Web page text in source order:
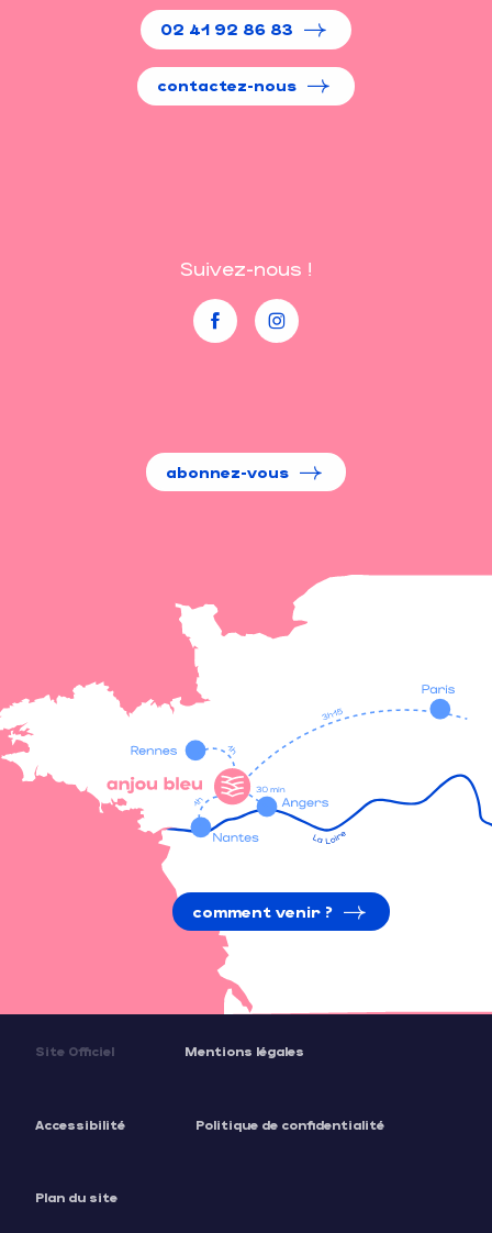
02 41 92 86 83
contactez-nous
Suivez-nous !
abonnez-vous
comment venir ?
Site Officiel Mentions légales
Accessibilité Politique de confidentialité
Plan du site